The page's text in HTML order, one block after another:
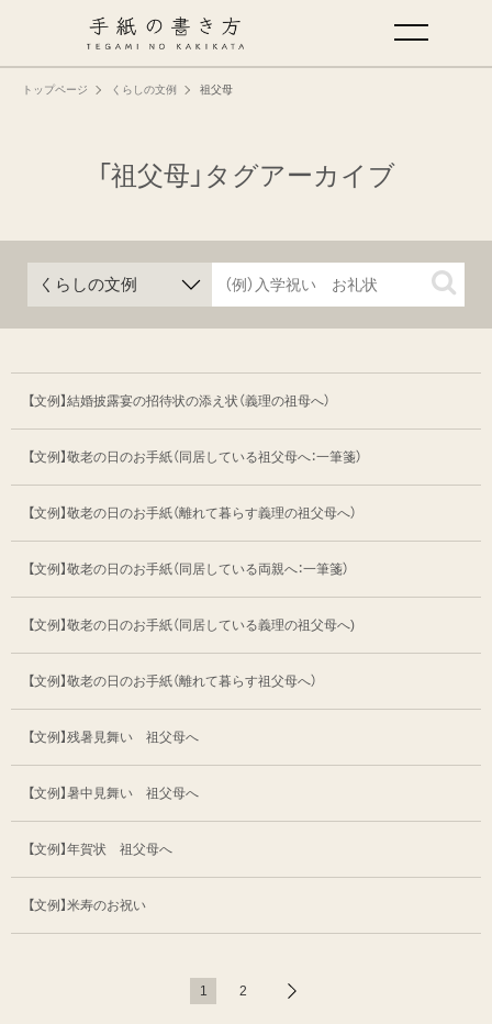
トップページ くらしの文例 祖父母
「祖父母」タグアーカイブ
【文例】結婚披露宴の招待状の添え状（義理の祖母へ）
【文例】敬老の日のお手紙（同居している祖父母へ：一筆箋）
【文例】敬老の日のお手紙（離れて暮らす義理の祖父母へ）
【文例】敬老の日のお手紙（同居している両親へ：一筆箋）
【文例】敬老の日のお手紙（同居している義理の祖父母へ)
【文例】敬老の日のお手紙（離れて暮らす祖父母へ）
【文例】残暑見舞い 祖父母へ
【文例】暑中見舞い 祖父母へ
【文例】年賀状 祖父母へ
【文例】米寿のお祝い
1 2
手紙の基本
仕事の手紙の書き方
特集
ミドリオフィシャルサイト